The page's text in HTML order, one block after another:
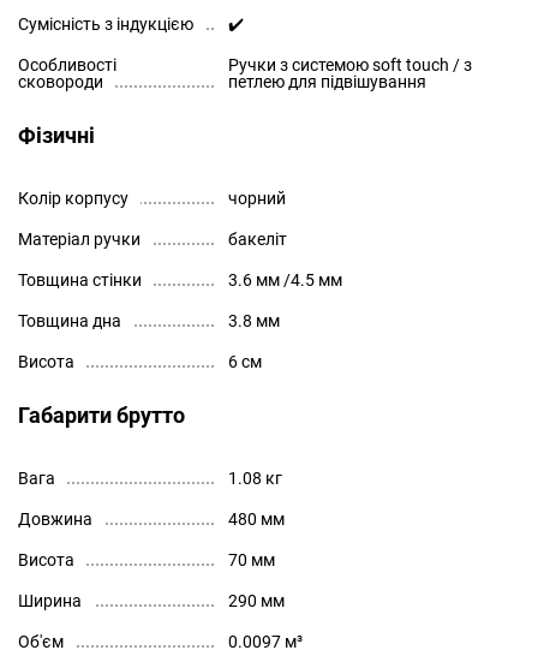
Сумісність з індукцією ✔️
Особливості
сковороди
Ручки з системою soft touch / з
петлею для підвішування
Фізичні
Колір корпусу чорний
Матеріал ручки бакеліт
Товщина стінки 3.6 мм /4.5 мм
Товщина дна 3.8 мм
Висота 6 см
Габарити брутто
Вага 1.08 кг
Довжина 480 мм
Висота 70 мм
Ширина 290 мм
Об'єм 0.0097 м³